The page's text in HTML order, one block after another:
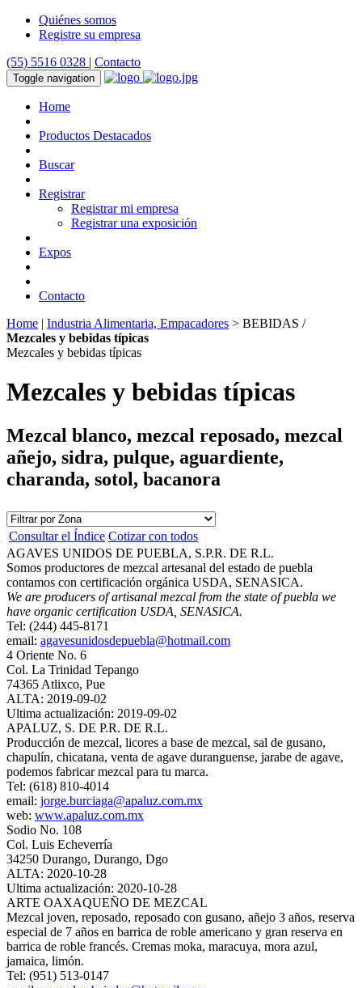
Quiénes somos
Registre su empresa
(55) 5516 0328 | Contacto
Toggle navigation
Home
Productos Destacados
Buscar
Registrar
Registrar mi empresa
Registrar una exposición
Expos
Contacto
Home | Industria Alimentaria, Empacadores > BEBIDAS /
Mezcales y bebidas típicas
Mezcales y bebidas típicas
Mezcales y bebidas típicas
Mezcal blanco, mezcal reposado, mezcal
añejo, sidra, pulque, aguardiente,
charanda, sotol, bacanora
Consultar el Índice Cotizar con todos
AGAVES UNIDOS DE PUEBLA, S.P.R. DE R.L.
Somos productores de mezcal artesanal del estado de puebla
contamos con certificación orgánica USDA, SENASICA.
We are producers of artisanal mezcal from the state of puebla we
have organic certification USDA, SENASICA.
Tel: (244) 445-8171
email: agavesunidosdepuebla@hotmail.com
4 Oriente No. 6
Col. La Trinidad Tepango
74365 Atlixco, Pue
ALTA: 2019-09-02
Ultima actualización: 2019-09-02
APALUZ, S. DE P.R. DE R.L.
Producción de mezcal, licores a base de mezcal, sal de gusano,
chapulín, chicatana, venta de agave duranguense, jarabe de agave,
podemos fabricar mezcal para tu marca.
Tel: (618) 810-4014
email: jorge.burciaga@apaluz.com.mx
web: www.apaluz.com.mx
Sodio No. 108
Col. Luis Echeverría
34250 Durango, Durango, Dgo
ALTA: 2020-10-28
Ultima actualización: 2020-10-28
ARTE OAXAQUEÑO DE MEZCAL
Mezcal joven, reposado, reposado con gusano, añejo 3 años, reserva
especial de 7 años en barrica de roble americano y gran reserva en
barrica de roble francés. Cremas moka, maracuya, mora azul,
jamaica, limón.
Tel: (951) 513-0147